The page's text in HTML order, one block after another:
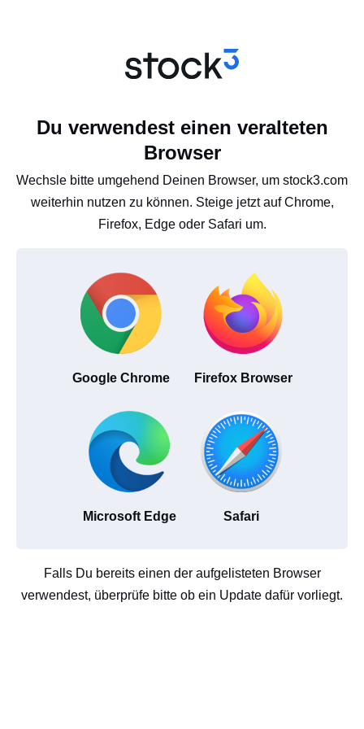
Du verwendest einen veralteten
Browser
Wechsle bitte umgehend Deinen Browser, um stock3.com
weiterhin nutzen zu können. Steige jetzt auf Chrome,
Firefox, Edge oder Safari um.
Google Chrome Firefox Browser
Microsoft Edge Safari
Falls Du bereits einen der aufgelisteten Browser
verwendest, überprüfe bitte ob ein Update dafür vorliegt.